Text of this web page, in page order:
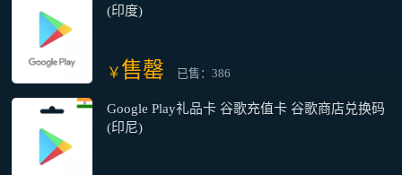
(印度)
￥ 售罄 已售：386
Google Play礼品卡 谷歌充值卡 谷歌商店兑换码
(印尼)